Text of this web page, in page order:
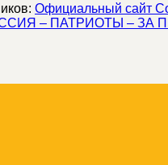
Официальный сайт
– ПАТРИОТЫ – ЗА